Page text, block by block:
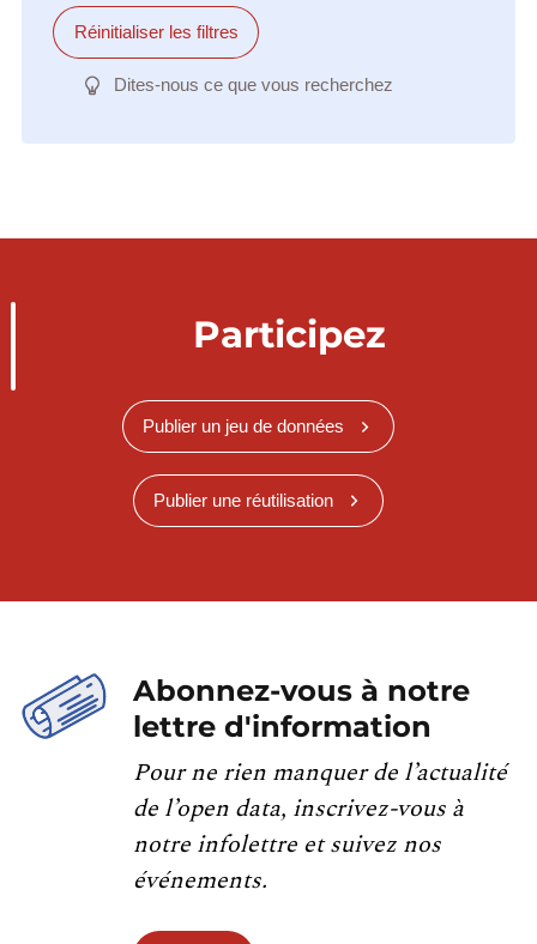
Réinitialiser les filtres
Dites-nous ce que vous recherchez
Participez
Publier un jeu de données
Publier une réutilisation
Abonnez-vous à notre
lettre d'information
Pour ne rien manquer de l’actualité
de l’open data, inscrivez-vous à
notre infolettre et suivez nos
événements.